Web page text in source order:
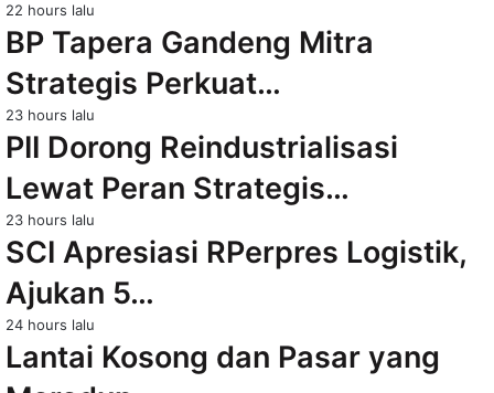
22 hours lalu
BP Tapera Gandeng Mitra
Strategis Perkuat…
23 hours lalu
PII Dorong Reindustrialisasi
Lewat Peran Strategis…
23 hours lalu
SCI Apresiasi RPerpres Logistik,
Ajukan 5…
24 hours lalu
Lantai Kosong dan Pasar yang